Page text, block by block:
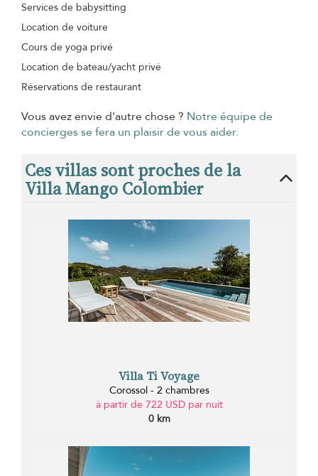
Services de babysitting
Location de voiture
Cours de yoga privé
Location de bateau/yacht privé
Réservations de restaurant
Vous avez envie d'autre chose ? Notre équipe de
concierges se fera un plaisir de vous aider.
Ces villas sont proches de la
Villa Mango Colombier
Villa Ti Voyage
Corossol - 2 chambres
à partir de 722 USD par nuit
0 km